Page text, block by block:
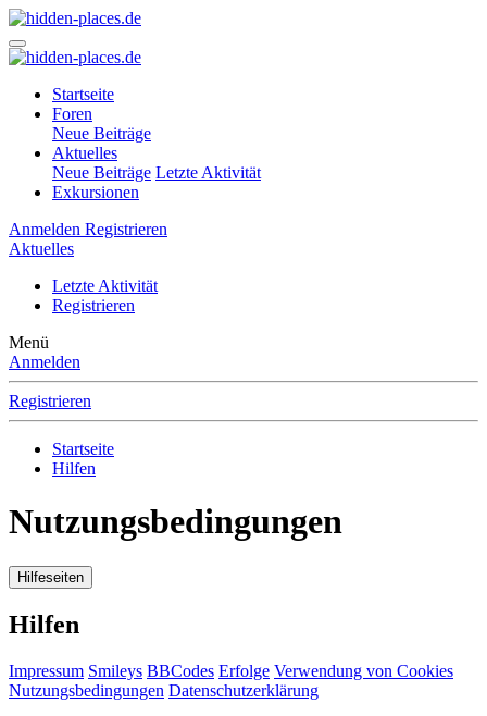
Startseite
Foren
Neue Beiträge
Aktuelles
Neue Beiträge Letzte Aktivität
Exkursionen
Anmelden Registrieren
Aktuelles
Letzte Aktivität
Registrieren
Menü
Anmelden
Registrieren
Startseite
Hilfen
Nutzungsbedingungen
Hilfeseiten
Hilfen
Impressum Smileys BBCodes Erfolge Verwendung von Cookies
Nutzungsbedingungen Datenschutzerklärung